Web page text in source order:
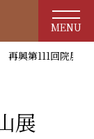
MENU
再興第111回院展
展